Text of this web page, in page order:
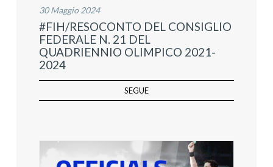
30 Maggio 2024
#FIH/RESOCONTO DEL CONSIGLIO
FEDERALE N. 21 DEL
QUADRIENNIO OLIMPICO 2021-
2024
SEGUE